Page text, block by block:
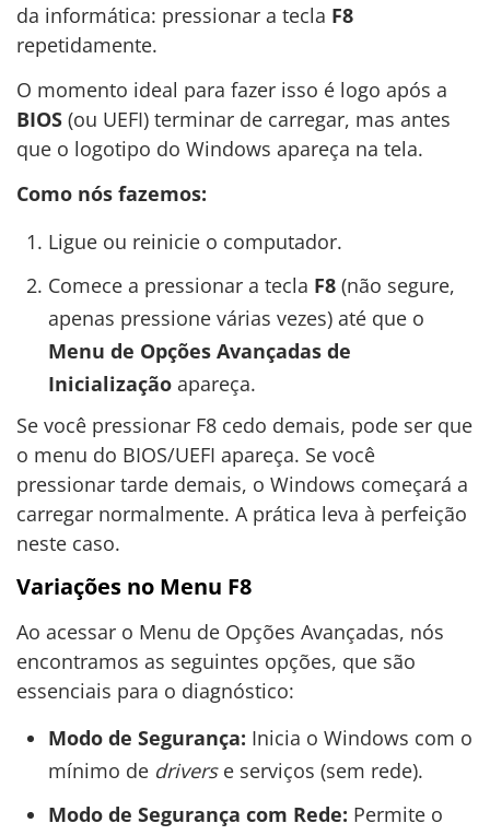
da informática: pressionar a tecla F8
repetidamente.
O momento ideal para fazer isso é logo após a
BIOS (ou UEFI) terminar de carregar, mas antes
que o logotipo do Windows apareça na tela.
Como nós fazemos:
Ligue ou reinicie o computador.
Comece a pressionar a tecla F8(não segure,
apenas pressione várias vezes) até que o
Menu de Opções Avançadas de
Inicializaçãoapareça.
Se você pressionar F8 cedo demais, pode ser que
o menu do BIOS/UEFI apareça. Se você
pressionar tarde demais, o Windows começará a
carregar normalmente. A prática leva à perfeição
neste caso.
Variações no Menu F8
Ao acessar o Menu de Opções Avançadas, nós
encontramos as seguintes opções, que são
essenciais para o diagnóstico:
Modo de Segurança: Inicia o Windows com o
mínimo de driverse serviços (sem rede).
Modo de Segurança com Rede: Permite o